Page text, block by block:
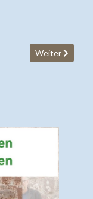
Nächster
Weiter